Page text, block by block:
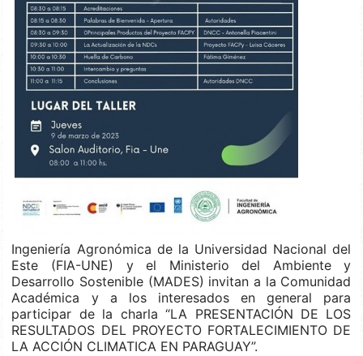
Ingeniería Agronómica de la Universidad Nacional del
Este (FIA-UNE) y el Ministerio del Ambiente y
Desarrollo Sostenible (MADES) invitan a la Comunidad
Académica y a los interesados en general para
participar de la charla “LA PRESENTACIÓN DE LOS
RESULTADOS DEL PROYECTO FORTALECIMIENTO DE
LA ACCIÓN CLIMATICA EN PARAGUAY”.